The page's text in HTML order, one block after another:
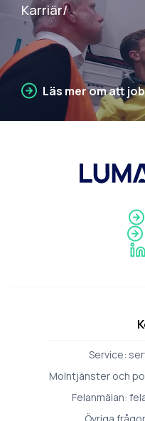
Karriär/
Läs mer om att
Service:
Molntjänster och
Felanmälan: